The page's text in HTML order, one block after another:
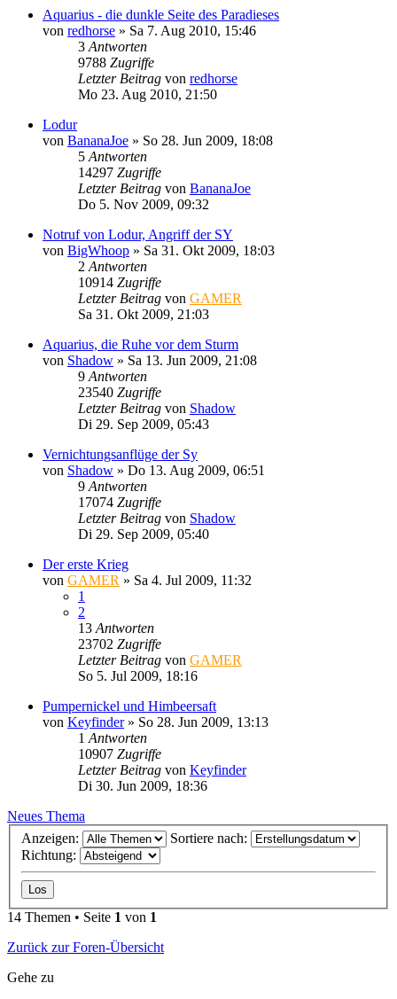
Aquarius - die dunkle Seite des Paradieses
von redhorse » Sa 7. Aug 2010, 15:46
3 Antworten
9788 Zugriffe
Letzter Beitrag von redhorse
Mo 23. Aug 2010, 21:50
Lodur
von BananaJoe » So 28. Jun 2009, 18:08
5 Antworten
14297 Zugriffe
Letzter Beitrag von BananaJoe
Do 5. Nov 2009, 09:32
Notruf von Lodur, Angriff der SY
von BigWhoop » Sa 31. Okt 2009, 18:03
2 Antworten
10914 Zugriffe
Letzter Beitrag von GAMER
Sa 31. Okt 2009, 21:03
Aquarius, die Ruhe vor dem Sturm
von Shadow » Sa 13. Jun 2009, 21:08
9 Antworten
23540 Zugriffe
Letzter Beitrag von Shadow
Di 29. Sep 2009, 05:43
Vernichtungsanflüge der Sy
von Shadow » Do 13. Aug 2009, 06:51
9 Antworten
17074 Zugriffe
Letzter Beitrag von Shadow
Di 29. Sep 2009, 05:40
Der erste Krieg
von GAMER » Sa 4. Jul 2009, 11:32
1
2
13 Antworten
23702 Zugriffe
Letzter Beitrag von GAMER
So 5. Jul 2009, 18:16
Pumpernickel und Himbeersaft
von Keyfinder» So 28. Jun 2009, 13:13
1 Antworten
10907 Zugriffe
Letzter Beitrag von Keyfinder
Di 30. Jun 2009, 18:36
Neues Thema
Anzeigen:
Sortiere nach:
Richtung:
14 Themen • Seite 1 von 1
Zurück zur Foren-Übersicht
Gehe zu